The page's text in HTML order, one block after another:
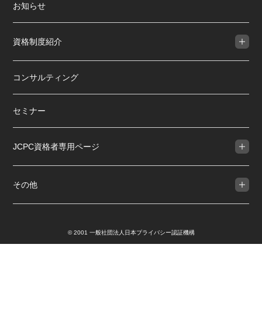
お知らせ
資格制度紹介
コンサルティング
セミナー
JCPC資格者専用ページ
その他
© 2001 一般社団法人日本プライバシー認証機構